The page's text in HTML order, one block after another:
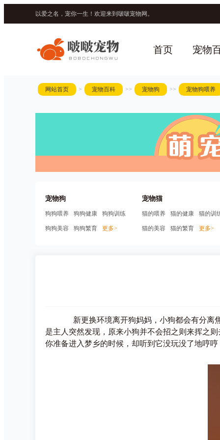
以爱之名，宠你一生！欢迎来到啵啵宠物网。
首页 宠物
网站首页 > 宠物百科 >> 宠物狗 >> 宠物狗喂养
宠物狗
狗狗喂养 狗狗健康 狗狗训练
狗狗美容 狗狗繁育 更多>
宠物猫
猫的喂养 猫的健康 猫的训
猫的美容 猫的繁育 更多>
新更换环境离开狗妈妈，小狗都会有分离焦
是主人突然发现，原来小狗并不会招之则来挥之
你准备进入梦乡的时候，却听到它没玩没了地哼